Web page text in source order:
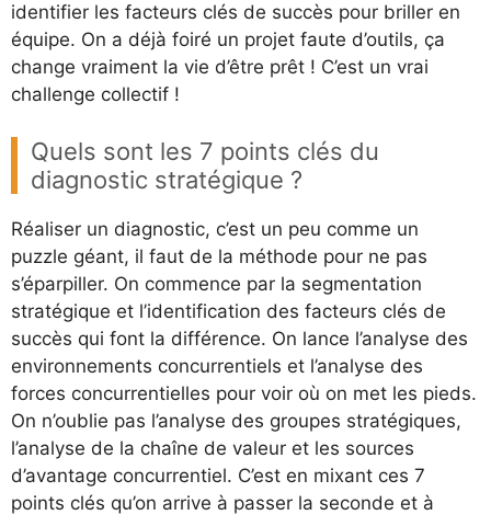
identifier les facteurs clés de succès pour briller en
équipe. On a déjà foiré un projet faute d’outils, ça
change vraiment la vie d’être prêt ! C’est un vrai
challenge collectif !
Quels sont les 7 points clés du
diagnostic stratégique ?
Réaliser un diagnostic, c’est un peu comme un
puzzle géant, il faut de la méthode pour ne pas
s’éparpiller. On commence par la segmentation
stratégique et l’identification des facteurs clés de
succès qui font la différence. On lance l’analyse des
environnements concurrentiels et l’analyse des
forces concurrentielles pour voir où on met les pieds.
On n’oublie pas l’analyse des groupes stratégiques,
l’analyse de la chaîne de valeur et les sources
d’avantage concurrentiel. C’est en mixant ces 7
points clés qu’on arrive à passer la seconde et à